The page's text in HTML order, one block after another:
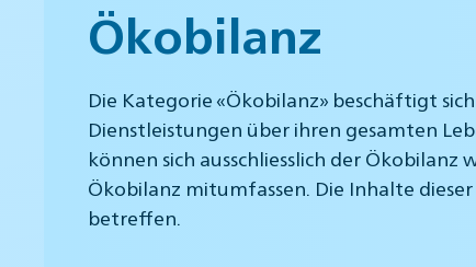
Ökobilanz
Die Kategorie «Ökobilanz» beschäftigt
Dienstleistungen über ihren gesamten
können sich ausschliesslich der
Ökobilanz mitumfassen. Die Inhalte
betreffen.